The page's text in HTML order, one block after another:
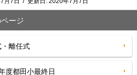
ージ
離任式
度都田小最終日